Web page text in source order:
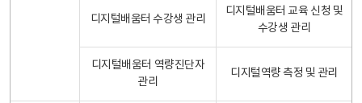
디지털배움터 수강생 관리
디지털배움터 교육 신청 및
수강생 관리
디지털배움터 역량진단자
관리
디지털역량 측정 및 관리